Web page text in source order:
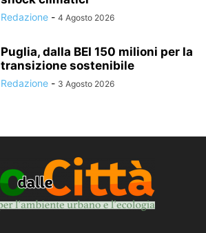
Redazione - 4 Agosto 2026
Puglia, dalla BEI 150 milioni per la
transizione sostenibile
Redazione - 3 Agosto 2026